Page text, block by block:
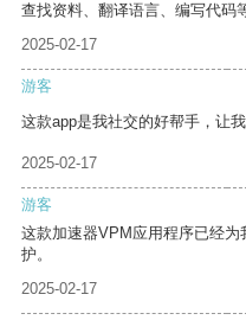
查找资料、翻译语言、编写代码
2025-02-17
游客
这款app是我社交的好帮手，让
2025-02-17
游客
这款加速器VPM应用程序已经
护。
2025-02-17